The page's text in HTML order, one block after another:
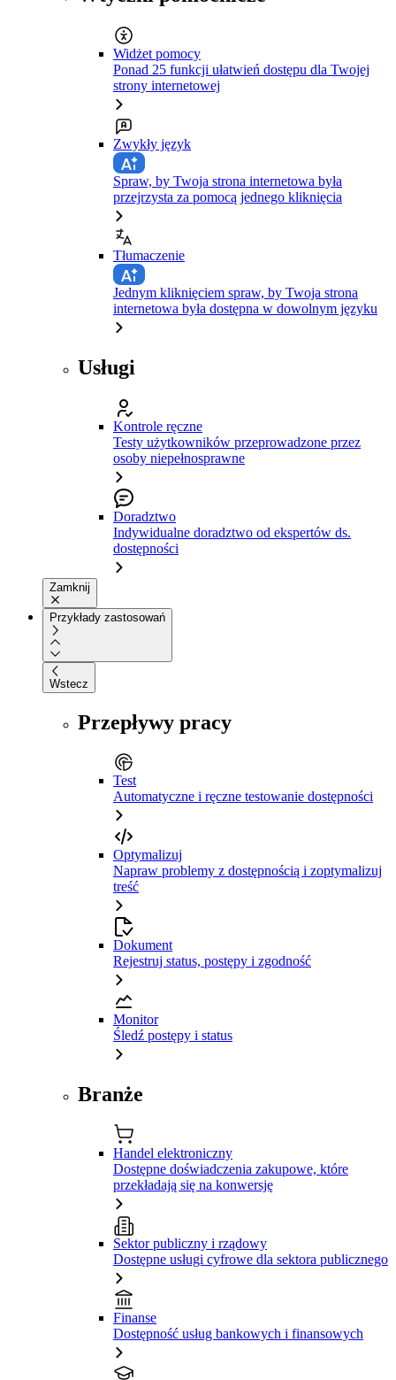
Widżet pomocy
Ponad 25 funkcji ułatwień dostępu dla Twojej
strony internetowej
Zwykły język
Spraw, by Twoja strona internetowa była
przejrzysta za pomocą jednego kliknięcia
Tłumaczenie
Jednym kliknięciem spraw, by Twoja strona
internetowa była dostępna w dowolnym języku
Usługi
Kontrole ręczne
Testy użytkowników przeprowadzone przez
osoby niepełnosprawne
Doradztwo
Indywidualne doradztwo od ekspertów ds.
dostępności
Zamknij
Przykłady zastosowań
Wstecz
Przepływy pracy
Test
Automatyczne i ręczne testowanie dostępności
Optymalizuj
Napraw problemy z dostępnością i zoptymalizuj
treść
Dokument
Rejestruj status, postępy i zgodność
Monitor
Śledź postępy i status
Branże
Handel elektroniczny
Dostępne doświadczenia zakupowe, które
przekładają się na konwersję
Sektor publiczny i rządowy
Dostępne usługi cyfrowe dla sektora publicznego
Finanse
Dostępność usług bankowych i finansowych